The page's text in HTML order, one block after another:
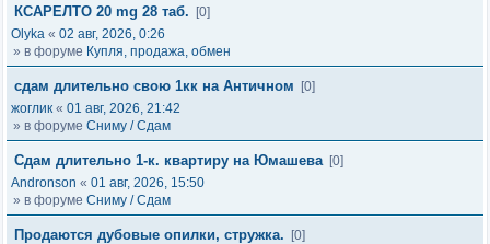
КСАРЕЛТО 20 mg 28 таб.
[0]
Olyka « 02 авг, 2026, 0:26
» в форуме Купля, продажа, обмен
сдам длительно свою 1кк на Античном
[0]
жоглик « 01 авг, 2026, 21:42
» в форуме Сниму / Сдам
Сдам длительно 1-к. квартиру на Юмашева [0]
Andronson « 01 авг, 2026, 15:50
» в форуме Сниму / Сдам
Продаются дубовые опилки, стружка.
[0]